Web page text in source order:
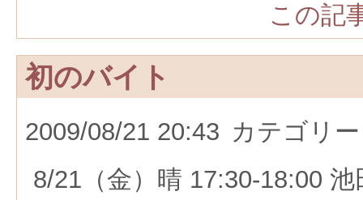
この記
初のバイト
2009/08/21 20:43 カテゴリ
8/21（金）晴 17:30-18:00 池